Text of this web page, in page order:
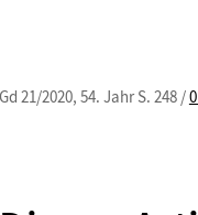
Gd 21/2020, 54. Jahr S. 248 /